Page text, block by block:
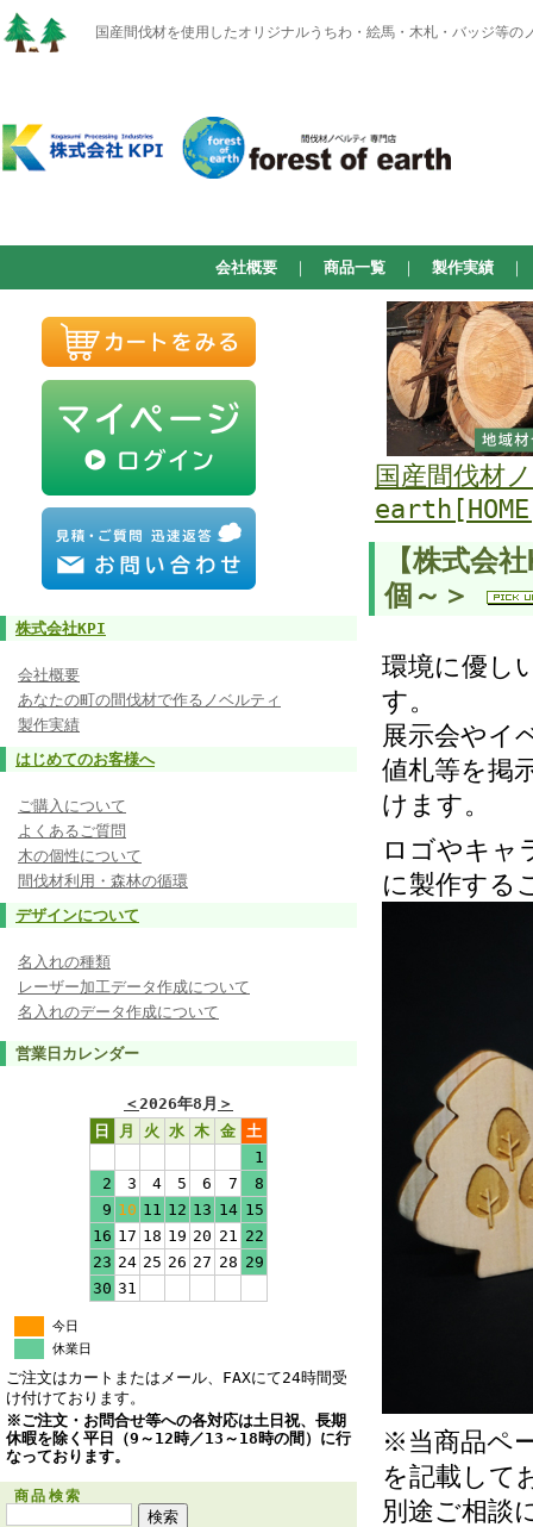
国産間伐材を使用したオリジナルうちわ・絵馬・木札・バッジ
会社概要 ｜ 商品一覧 ｜ 製作実績 ｜
株式会社KPI
会社概要
あなたの町の間伐材で作るノベルティ
製作実績
はじめてのお客様へ
ご購入について
よくあるご質問
木の個性について
間伐材利用・森林の循環
デザインについて
名入れの種類
レーザー加工データ作成について
名入れのデータ作成について
営業日カレンダー
＜2026年8月 ＞
日
月 火 水 木 金 土
1
2
3 4 5 6 7
8
9 10 11 12 13 14 15
16 17 18 19 20 21 22
23 24 25 26 27 28 29
30 31
今日
休業日
ご注文はカートまたはメール、FAXにて24時間受
け付けております。
※ご注文・お問合せ等への各対応は土日祝、長期
休暇を除く平日（9～12時／13～18時の間）に行
なっております。
商品検索
国産間伐材
【株式会
個～＞
環境に優し
す。
展示会やイ
値札等を掲
けます。
ロゴやキャ
に製作する
※当商品ペ
を記載して
別途ご相談